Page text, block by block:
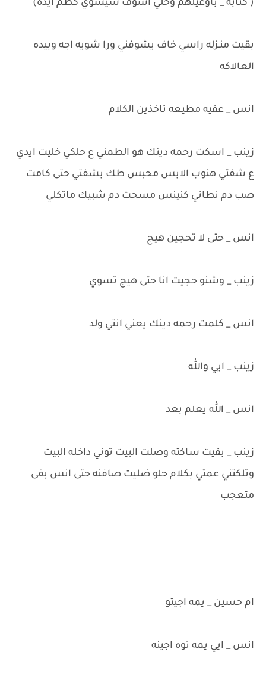
( كتابه _ باوعيلهم وخلي اشوف شيسوي كطم ايده)
بقيت منـزله راسي خاف يشوفني ورا شويه اجه وبيده
العالاكه
انس _ عفيه مطيعه تاخذين الكلام
زينب _ اسكت رحمه دينك هو الطمني ع حلكي خليت ايدي
ع شفتي هنوب الابس محبس طك بشفتي حتى كامت
صب دم نطاني كنينس مسحت دم شبيك ماتكلي
انس _ حتى لا تحجين هيج
زينب _ وشنو حجيت انا حتى هيج تسوي
انس _ كلمت رحمه دينك يعني انتي ولد
زينب _ ايي والله
انس _ الله يعلم بعد
زينب _ بقيت ساكته وصلت البيت توني داخله البيت
وتلكتني عمتي بكلام حلو ضليت صافنه حتى انس بقى
متعجب
ام حسين _ يمه اجيتو
انس _ ايي يمه توه اجينه